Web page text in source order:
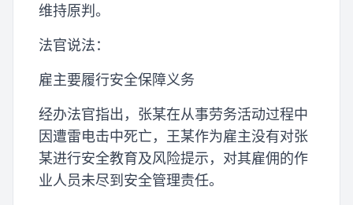
维持原判。
法官说法：
雇主要履行安全保障义务
经办法官指出，张某在从事劳务活动过程中
因遭雷电击中死亡，王某作为雇主没有对张
某进行安全教育及风险提示，对其雇佣的作
业人员未尽到安全管理责任。